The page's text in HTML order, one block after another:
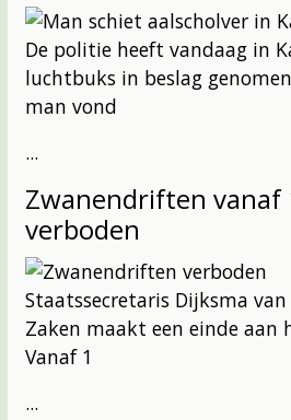
De politie heeft vandaag in
luchtbuks in beslag
man vond
...
Zwanendriften vanaf
verboden
Staatssecretaris Dijksma van
Zaken maakt een einde aan
Vanaf 1
...